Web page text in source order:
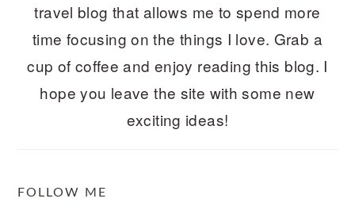
travel blog that allows me to spend more
time focusing on the things I love. Grab a
cup of coffee and enjoy reading this blog. I
hope you leave the site with some new
exciting ideas!
FOLLOW ME